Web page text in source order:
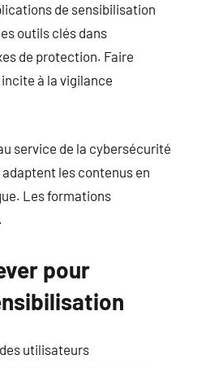
de sensibilisation
outils clés dans
de protection. Faire
à la vigilance
service de la cybersécurité
les contenus en
Les formations
pour
utilisateurs